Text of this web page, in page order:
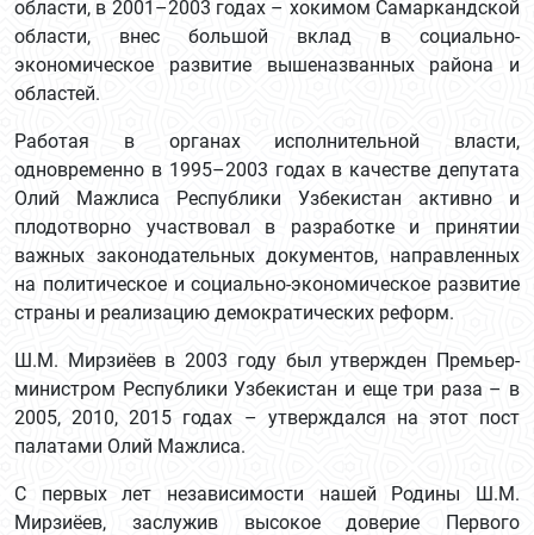
области, в 2001–2003 годах – хокимом Самаркандской
области, внес большой вклад в социально-
экономическое развитие вышеназванных района и
областей.
Работая в органах исполнительной власти,
одновременно в 1995–2003 годах в качестве депутата
Олий Мажлиса Республики Узбекистан активно и
плодотворно участвовал в разработке и принятии
важных законодательных документов, направленных
на политическое и социально-экономическое развитие
страны и реализацию демократических реформ.
Ш.М. Мирзиёев в 2003 году был утвержден Премьер-
министром Республики Узбекистан и еще три раза – в
2005, 2010, 2015 годах – утверждался на этот пост
палатами Олий Мажлиса.
С первых лет независимости нашей Родины Ш.М.
Мирзиёев, заслужив высокое доверие Первого